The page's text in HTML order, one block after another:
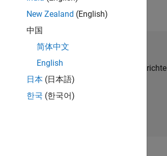
Talent Network beitreten
Sie personalisierte Stellenangebote, Berichte
und Unternehmensneuigkeiten.
New Zealand (English)
中国
简体中文
English
日本 (日本語)
한국 (한국어)